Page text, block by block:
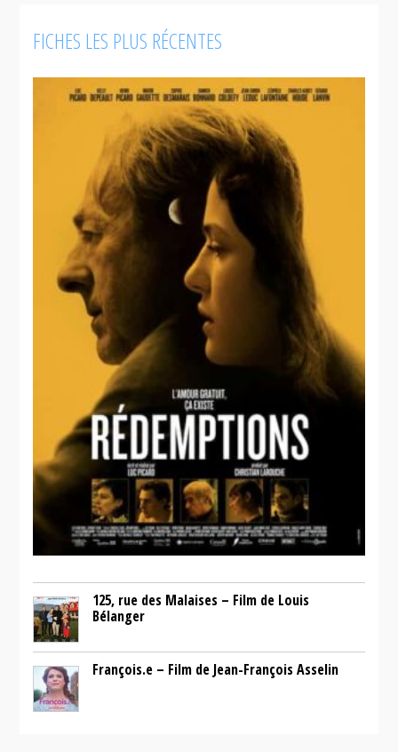
FICHES LES PLUS RÉCENTES
125, rue des Malaises – Film de Louis
Bélanger
François.e – Film de Jean-François Asselin